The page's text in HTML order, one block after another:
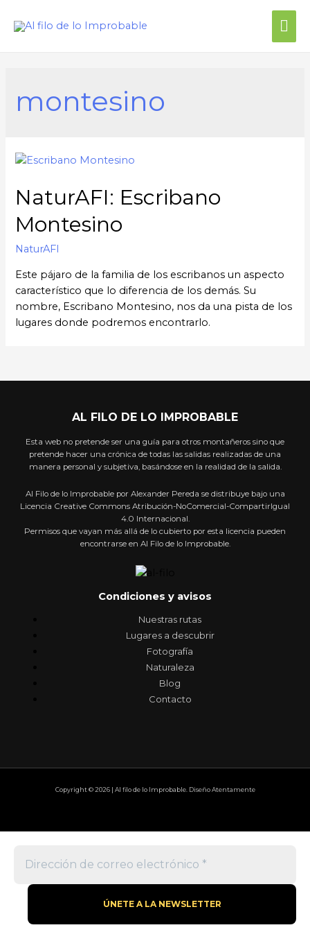
montesino
NaturAFI: Escribano
Montesino
NaturAFI
Este pájaro de la familia de los escribanos un aspecto
característico que lo diferencia de los demás. Su
nombre, Escribano Montesino, nos da una pista de los
lugares donde podremos encontrarlo.
AL FILO DE LO IMPROBABLE
Esta web no pretende ser una guía para otros montañeros sino que
pretende hacer una crónica de todas las salidas realizadas de una
manera personal y subjetiva, basándose en la realidad de la salida.
Al Filo de lo Improbable por Alexander Pereda se distribuye bajo una
Licencia Creative Commons Atribución-NoComercial-CompartirIgual
4.0 Internacional.
Permisos que vayan más allá de lo cubierto por esta licencia pueden
encontrarse en Al Filo de lo Improbable.
Condiciones y avisos
Nuestras rutas
Lugares a descubrir
Fotografía
Naturaleza
Blog
Contacto
Copyright © 2026 | Al filo de lo Improbable. Diseño Atentamente